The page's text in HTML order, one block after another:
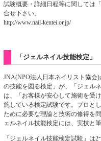
試験概要・詳細日程等に関しては
合せ下さい。
http://www.nail-kentei.or.jp/
「ジェルネイル技能検定」
JNA(NPO法人日本ネイリスト協会
の技能を図る検定」が、「ジェル
は、「お客様が安心して施術を受
施している検定試験です。プロと
ために必要な理論と技術の修得を
ェルネイル技能検定には、実技と
「ジェルネイル技能検定試験」は2